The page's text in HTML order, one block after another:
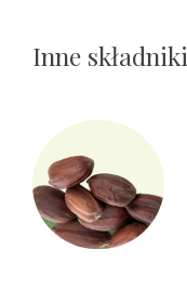
Inne składniki